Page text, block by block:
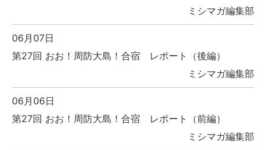
ミシマガ編集部
06月07日
第27回 おお！周防大島！合宿 レポート（後編）
ミシマガ編集部
06月06日
第27回 おお！周防大島！合宿 レポート（前編）
ミシマガ編集部